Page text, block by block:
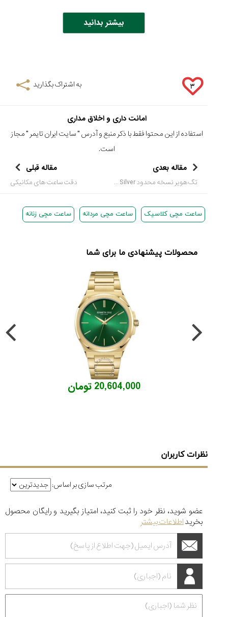
بیشتر بدانید
۳ به اشتراک بگذارید
امانت داری و اخلاق مداری
استفاده از این محتوا فقط با ذکر منبع و آدرس "سایت ایران تایمر " مجاز
است.
مقاله بعدی
تگ هویر نسخه محدود Carrera Silver
مقاله قبلی
دقت ساعت های مکانیکی
ساعت مچی کلاسیک ساعت مچی مردانه ساعت مچی زنانه
محصولات پیشنهادی ما برای شما
20,604,000 تومان
نظرات کاربران
مرتب سازی بر اساس:
عضو شوید، نظر خود را ثبت کنید، امتیاز بگیرید و رایگان محصول
بخریداطلاعات بیشتر